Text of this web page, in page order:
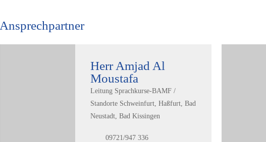
Ansprechpartner
Herr Amjad Al
Moustafa
Leitung Sprachkurse-BAMF /
Standorte Schweinfurt, Haßfurt, Bad
Neustadt, Bad Kissingen
09721/947 336